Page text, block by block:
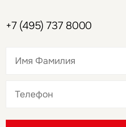
+7 (495) 737 8000